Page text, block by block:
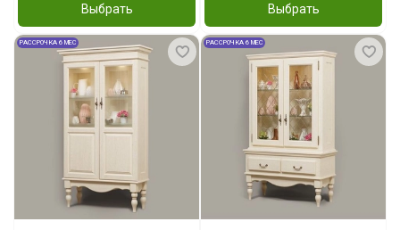
Выбрать Выбрать
РАССРОЧКА 6 МЕС РАССРОЧКА 6 МЕС